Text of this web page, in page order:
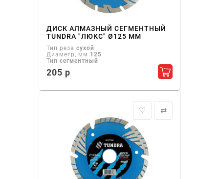
ДИСК АЛМАЗНЫЙ СЕГМЕНТНЫЙ
TUNDRA "ЛЮКС" Ø125 ММ
Тип реза сухой
Диаметр, мм 125
Тип сегментный
205 р Добавить в
♡ ⇄